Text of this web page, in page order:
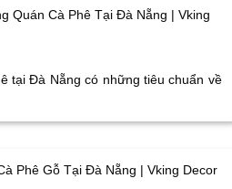
Quán Cà Phê Tại Đà Nẵng | Vking
tại Đà Nẵng có những tiêu chuẩn về
Phê Gỗ Tại Đà Nẵng | Vking Decor